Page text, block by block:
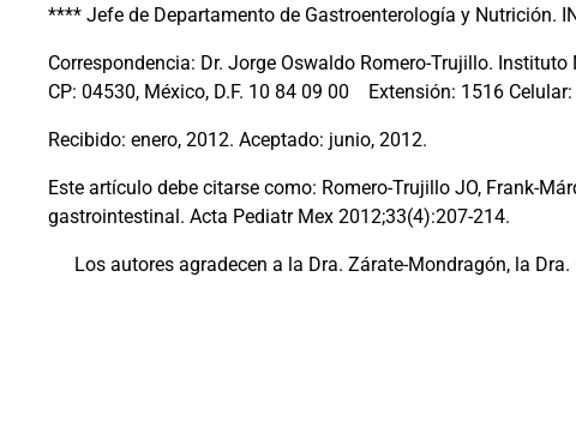
**** Jefe de Departamento de Gastroenterología y Nutrición.
Correspondencia: Dr. Jorge Oswaldo Romero-Trujillo.
CP: 04530, México, D.F. 10 84 09 00
Extensión: 1516 Celular:
Recibido: enero, 2012. Aceptado: junio, 2012.
Este artículo debe citarse como: Romero-Trujillo JO, Frank-
gastrointestinal. Acta Pediatr Mex 2012;33(4):207-214.
Los autores agradecen a la Dra. Zárate-Mondragón, la